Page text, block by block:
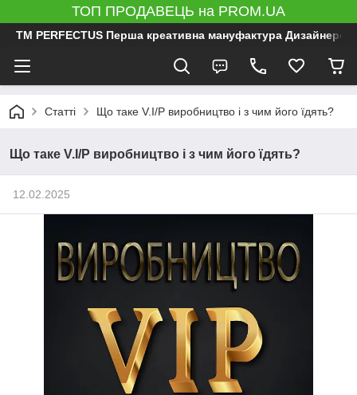
ТОП ПРОДАВЕЦЬ на PROM.UA
ТМ PERFECTUS Перша креативна мануфактура
Статті Що таке V.I/P виробництво і з чим його їдять?
Що таке V.I/P виробництво і з чим його їдять?
12.02.2025